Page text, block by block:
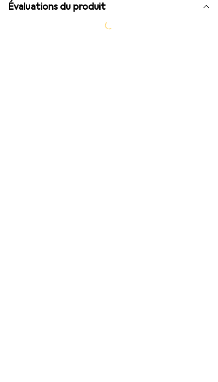
Évaluations du produit